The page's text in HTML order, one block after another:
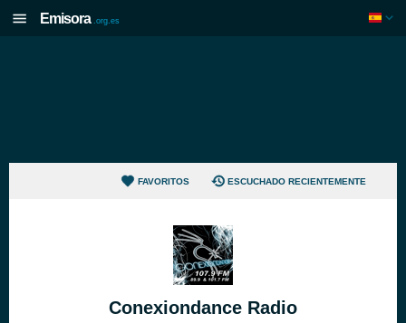
Emisora .org.es
FAVORITOS ESCUCHADO RECIENTEMENTE
Conexiondance Radio